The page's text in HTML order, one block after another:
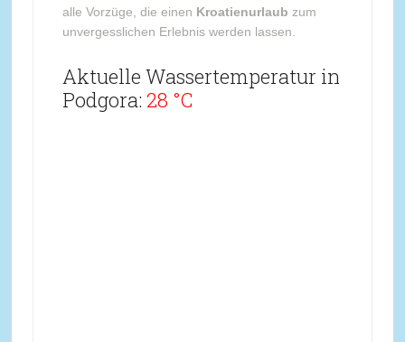
alle Vorzüge, die einen Kroatienurlaub zum
unvergesslichen Erlebnis werden lassen.
Aktuelle Wassertemperatur in
Podgora: 28 °C